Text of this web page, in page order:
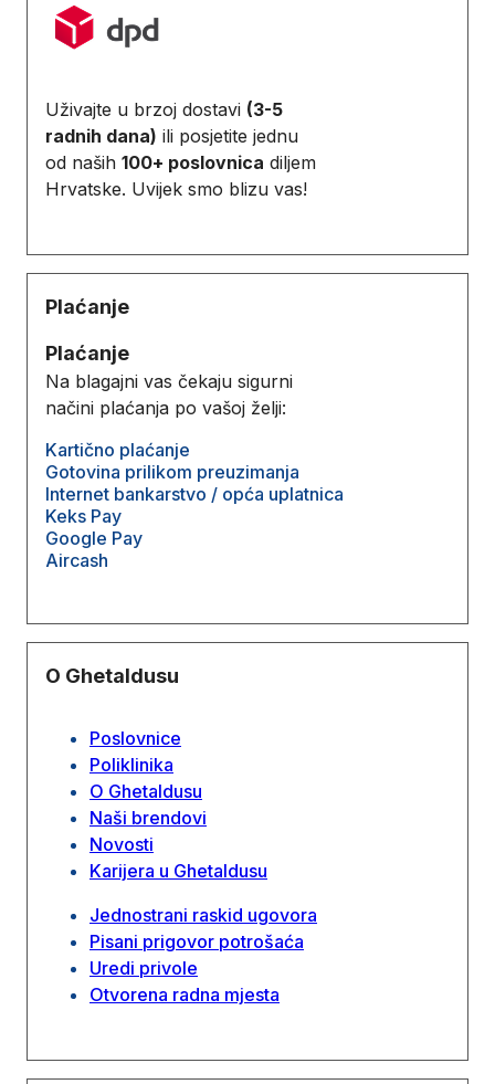
Uživajte u brzoj dostavi (3-5
radnih dana) ili posjetite jednu
od naših 100+ poslovnica diljem
Hrvatske. Uvijek smo blizu vas!
Plaćanje
Plaćanje
Na blagajni vas čekaju sigurni
načini plaćanja po vašoj želji:
Kartično plaćanje
Gotovina prilikom preuzimanja
Internet bankarstvo / opća uplatnica
Keks Pay
Google Pay
Aircash
O Ghetaldusu
Poslovnice
Poliklinika
O Ghetaldusu
Naši brendovi
Novosti
Karijera u Ghetaldusu
Jednostrani raskid ugovora
Pisani prigovor potrošaća
Uredi privole
Otvorena radna mjesta